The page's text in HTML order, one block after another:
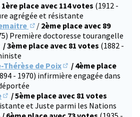
dans un nouvel onglet)
1ère place avec 114 votes (1912 -
agrégée et résistante
(S'ouvre dans un nouvel onglet)
/ 2ème place avec 89
Première doctoresse tourangelle
dans un nouvel onglet)
/ 3ème place avec 81 votes (1882 -
Thérèse de Poix
(S'ouvre dans un
/ 4ème place
- 1970) infirmière engagée dans
(S'ouvre dans un nouvel onglet)
/ 5ème place avec 81 votes
et Juste parmi les Nations